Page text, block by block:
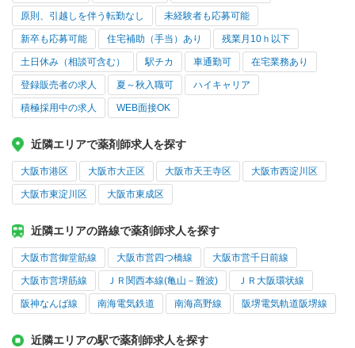
原則、引越しを伴う転勤なし 未経験者も応募可能
新卒も応募可能 住宅補助（手当）あり 残業月10ｈ以下
土日休み（相談可含む） 駅チカ 車通勤可 在宅業務あり
登録販売者の求人 夏～秋入職可 ハイキャリア
積極採用中の求人 WEB面接OK
近隣エリアで薬剤師求人を探す
大阪市港区 大阪市大正区 大阪市天王寺区 大阪市西淀川区
大阪市東淀川区 大阪市東成区
近隣エリアの路線で薬剤師求人を探す
大阪市営御堂筋線 大阪市営四つ橋線 大阪市営千日前線
大阪市営堺筋線 ＪＲ関西本線(亀山－難波) ＪＲ大阪環状線
阪神なんば線 南海電気鉄道 南海高野線 阪堺電気軌道阪堺線
近隣エリアの駅で薬剤師求人を探す